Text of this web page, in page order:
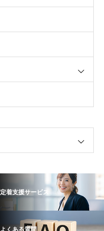
定着支援サービス
よくある質問